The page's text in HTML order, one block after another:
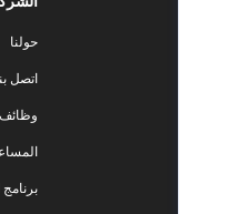
المساعدة والدعم
برنامج الإحالة